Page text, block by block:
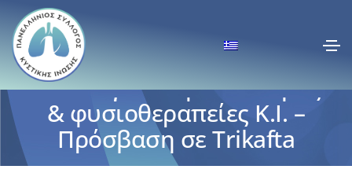
Δέσμευση Αντιπροέδρου
ΕΟΠΥΥ για Νεφελοποιητές
& φυσιοθεραπείες Κ.Ι. –
Πρόσβαση σε Trikafta
Αρχική